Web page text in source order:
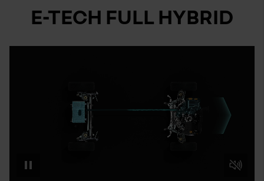
E-TECH FULL HYBRID